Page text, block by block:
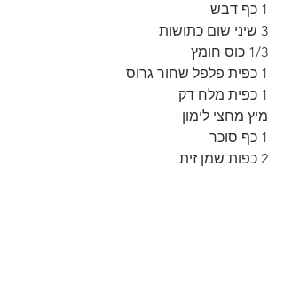
1 כף דבש
3 שיני שום כתושות
1/3 כוס חומץ
1 כפית פלפל שחור גרוס
1 כפית מלח דק
מיץ מחצי לימון
1 כף סוכר
2 כפות שמן זית